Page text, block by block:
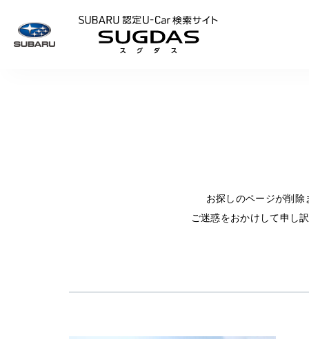
お探しのページが削
ご迷惑をおかけして申し